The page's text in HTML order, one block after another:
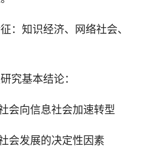
： 知识经济、 网络社会、
究基本结论：
会向信息社会加速转型
会发展的决定性因素